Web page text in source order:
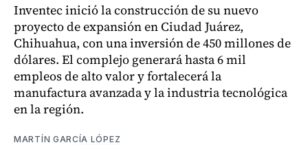
Inventec inició la construcción de su nuevo
proyecto de expansión en Ciudad Juárez,
Chihuahua, con una inversión de 450 millones de
dólares. El complejo generará hasta 6 mil
empleos de alto valor y fortalecerá la
manufactura avanzada y la industria tecnológica
en la región.
MARTÍN GARCÍA LÓPEZ